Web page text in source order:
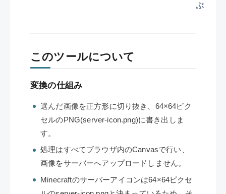
ぶ
このツールについて
変換の仕組み
選んだ画像を正方形に切り抜き、64×64ピク
セルのPNG(server-icon.png)に書き出しま
す。
処理はすべてブラウザ内のCanvasで行い、
画像をサーバーへアップロードしません。
Minecraftのサーバーアイコンは64×64ピクセ